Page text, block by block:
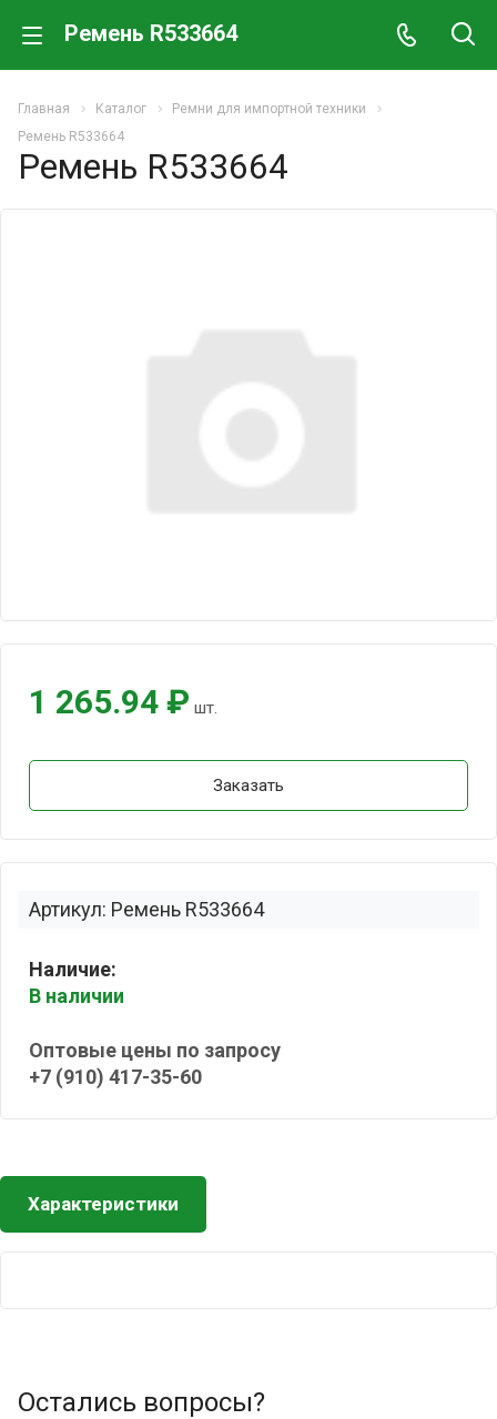
Ремень R533664
Главная Каталог
Ремни для импортной техники
Ремень R533664
Ремень R533664
Артикул: Ремень R533664
Наличие:
В наличии
Оптовые цены по запросу
+7 (910) 417-35-60
1 265.94 ₽ шт.
Заказать
Характеристики
Остались вопросы?